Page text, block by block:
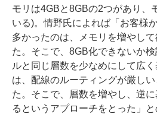
モリは4GBと8GBの2つがあり、
いる)。情野氏によれば「お客様
多かったのは、メモリを増やし
た。そこで、8GB化できないか
ルと同じ層数を少なめにして広
は、配線のルーティングが厳し
た。そこで、層数を増やし、逆
るというアプローチをとった」